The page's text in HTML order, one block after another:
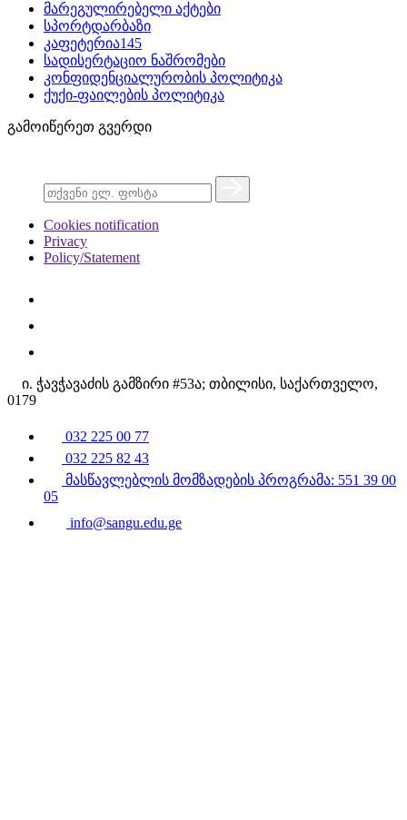
მარეგულირებელი აქტები
სპორტდარბაზი
კაფეტერია145
სადისერტაციო ნაშრომები
კონფიდენციალურობის პოლიტიკა
ქუქი-ფაილების პოლიტიკა
გამოიწერეთ გვერდი
Cookies notification
Privacy
Policy/Statement
ი. ჭავჭავაძის გამზირი #53ა; თბილისი, საქართველო,
0179
032 225 00 77
032 225 82 43
მასწავლებლის მომზადების პროგრამა: 551 39 00
05
info@sangu.edu.ge